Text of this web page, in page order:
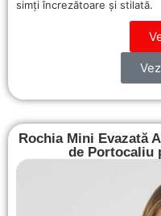
simți încrezătoare și stilată.
Rochia Mini Evazată
de Portocaliu